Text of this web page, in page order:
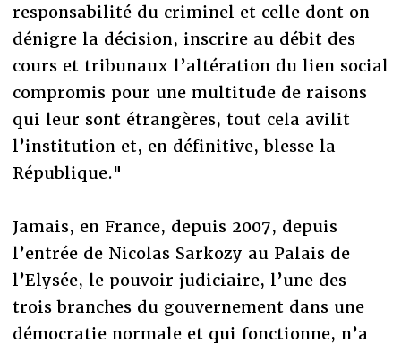
responsabilité du criminel et celle dont on
dénigre la décision, inscrire au débit des
cours et tribunaux l’altération du lien social
compromis pour une multitude de raisons
qui leur sont étrangères, tout cela avilit
l’institution et, en définitive, blesse la
République."
Jamais, en France, depuis 2007, depuis
l’entrée de Nicolas Sarkozy au Palais de
l’Elysée, le pouvoir judiciaire, l’une des
trois branches du gouvernement dans une
démocratie normale et qui fonctionne, n’a